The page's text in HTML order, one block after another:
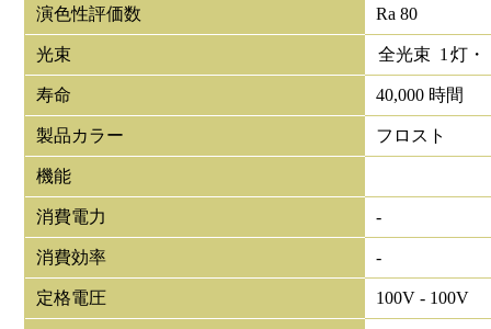
演色性評価数 Ra 80
光束 全光束 1 灯・
寿命 40,000 時間
製品カラー フロスト
機能
消費電力 -
消費効率 -
定格電圧 100V - 100V